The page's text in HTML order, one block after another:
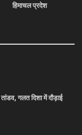
हिमाचल प्रदेश
गलत दिशा में दौड़ाई